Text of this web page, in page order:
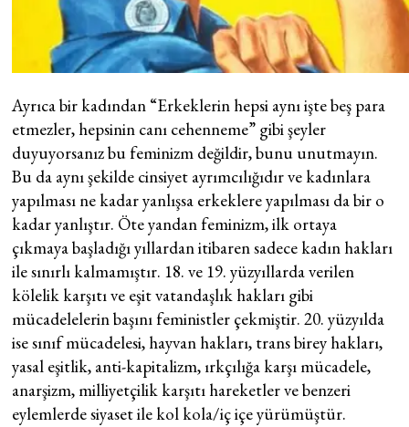
Ayrıca bir kadından “Erkeklerin hepsi aynı işte beş para
etmezler, hepsinin canı cehenneme” gibi şeyler
duyuyorsanız bu feminizm değildir, bunu unutmayın.
Bu da aynı şekilde cinsiyet ayrımcılığıdır ve kadınlara
yapılması ne kadar yanlışsa erkeklere yapılması da bir o
kadar yanlıştır. Öte yandan feminizm, ilk ortaya
çıkmaya başladığı yıllardan itibaren sadece kadın hakları
ile sınırlı kalmamıştır. 18. ve 19. yüzyıllarda verilen
kölelik karşıtı ve eşit vatandaşlık hakları gibi
mücadelelerin başını feministler çekmiştir. 20. yüzyılda
ise sınıf mücadelesi, hayvan hakları, trans birey hakları,
yasal eşitlik, anti-kapitalizm, ırkçılığa karşı mücadele,
anarşizm, milliyetçilik karşıtı hareketler ve benzeri
eylemlerde siyaset ile kol kola/iç içe yürümüştür.